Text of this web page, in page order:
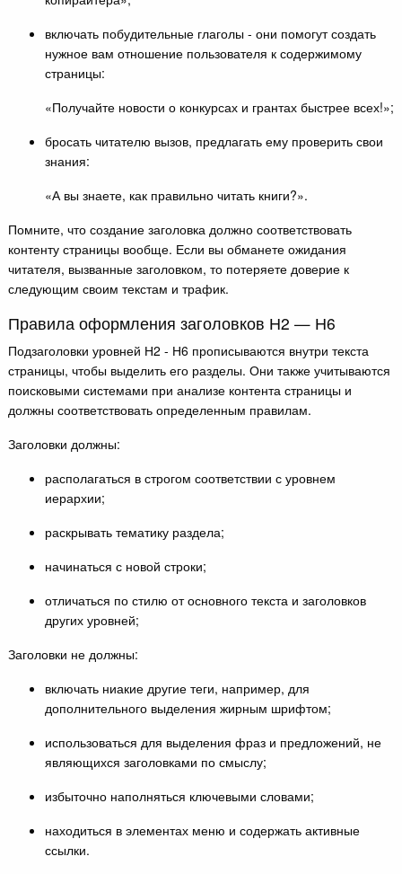
включать побудительные глаголы - они помогут создать
нужное вам отношение пользователя к содержимому
страницы:
«Получайте новости о конкурсах и грантах быстрее всех!»;
бросать читателю вызов, предлагать ему проверить свои
знания:
«А вы знаете, как правильно читать книги?».
Помните, что создание заголовка должно соответствовать
контенту страницы вообще. Если вы обманете ожидания
читателя, вызванные заголовком, то потеряете доверие к
следующим своим текстам и трафик.
Правила оформления заголовков Н2 — Н6
Подзаголовки уровней Н2 - Н6 прописываются внутри текста
страницы, чтобы выделить его разделы. Они также учитываются
поисковыми системами при анализе контента страницы и
должны соответствовать определенным правилам.
Заголовки должны:
располагаться в строгом соответствии с уровнем
иерархии;
раскрывать тематику раздела;
начинаться с новой строки;
отличаться по стилю от основного текста и заголовков
других уровней;
Заголовки не должны:
включать ниакие другие теги, например, для
дополнительного выделения жирным шрифтом;
использоваться для выделения фраз и предложений, не
являющихся заголовками по смыслу;
избыточно наполняться ключевыми словами;
находиться в элементах меню и содержать активные
ссылки.